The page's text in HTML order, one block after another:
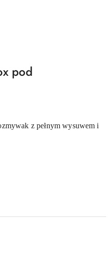
pod
z pełnym wysuwem i